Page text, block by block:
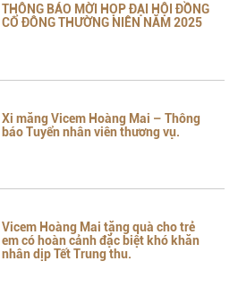
THÔNG BÁO MỜI HỌP ĐẠI HỘI ĐỒNG
CỔ ĐÔNG THƯỜNG NIÊN NĂM 2025
Xi măng Vicem Hoàng Mai – Thông
báo Tuyển nhân viên thương vụ.
Vicem Hoàng Mai tặng quà cho trẻ
em có hoàn cảnh đặc biệt khó khăn
nhân dịp Tết Trung thu.